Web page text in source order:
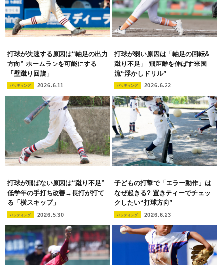
打球が失速する原因は“軸足の出力
方向” ホームランを可能にする
「壁蹴り回旋」
バッティング 2026.6.11
打球が弱い原因は「軸足の回転&
蹴り不足」 飛距離を伸ばす米国
流“浮かしドリル”
バッティング 2026.6.22
打球が飛ばない原因は“蹴り不足”
低学年の手打ち改善→長打が打て
る「横スキップ」
バッティング 2026.5.30
子どもの打撃で「エラー動作」は
なぜ起きる? 置きティーでチェッ
クしたい“打球方向”
バッティング 2026.6.23